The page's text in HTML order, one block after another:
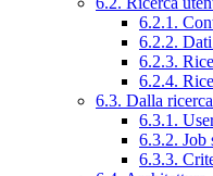
6.2.1.
6.2.2.
6.2.3.
6.2.4.
6.3. Dalla
6.3.1.
6.3.2. Job
6.3.3.